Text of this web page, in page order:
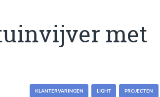
met
KLANTERVARINGEN LIGHT PROJECTEN